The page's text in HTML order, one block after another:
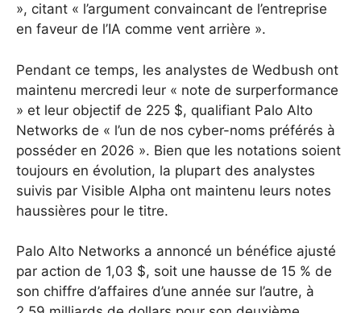
», citant « l’argument convaincant de l’entreprise
en faveur de l’IA comme vent arrière ».
Pendant ce temps, les analystes de Wedbush ont
maintenu mercredi leur « note de surperformance
» et leur objectif de 225 $, qualifiant Palo Alto
Networks de « l’un de nos cyber-noms préférés à
posséder en 2026 ». Bien que les notations soient
toujours en évolution, la plupart des analystes
suivis par Visible Alpha ont maintenu leurs notes
haussières pour le titre.
Palo Alto Networks a annoncé un bénéfice ajusté
par action de 1,03 $, soit une hausse de 15 % de
son chiffre d’affaires d’une année sur l’autre, à